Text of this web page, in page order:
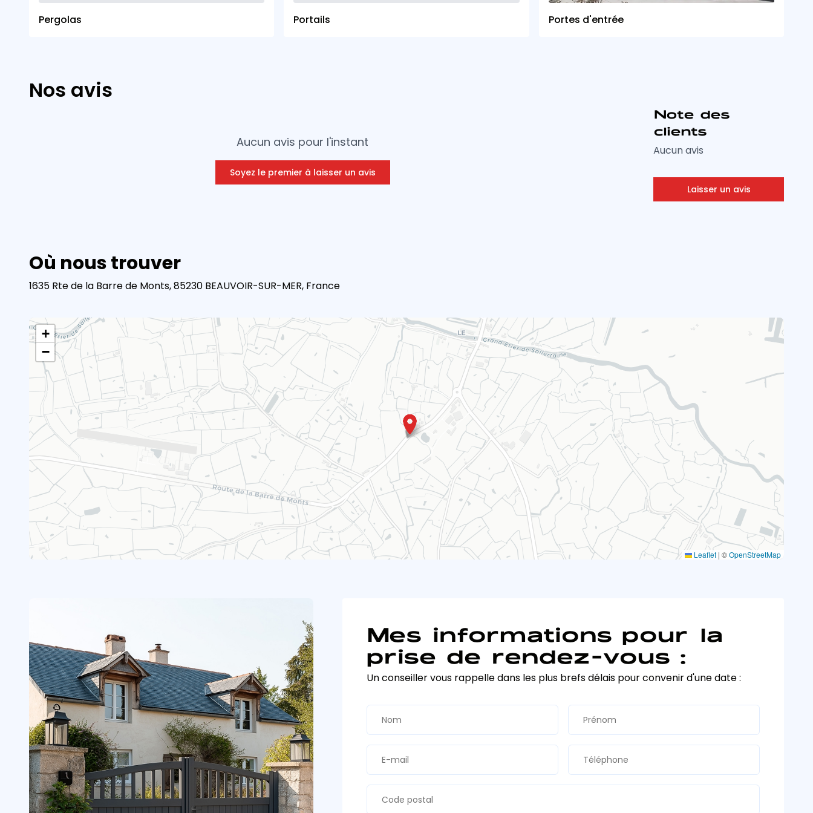
Pergolas Portails Portes d'entrée
Nos avis
Aucun avis pour l'instant
Soyez le premier à laisser un avis
Note des
clients
Aucun avis
Laisser un avis
Où nous trouver
1635 Rte de la Barre de Monts, 85230 BEAUVOIR-SUR-MER, France
+
−
Leaflet | ©OpenStreetMap
Mes informations pour la
prise de rendez-vous :
Un conseiller vous rappelle dans les plus brefs délais pour convenir d'une date :